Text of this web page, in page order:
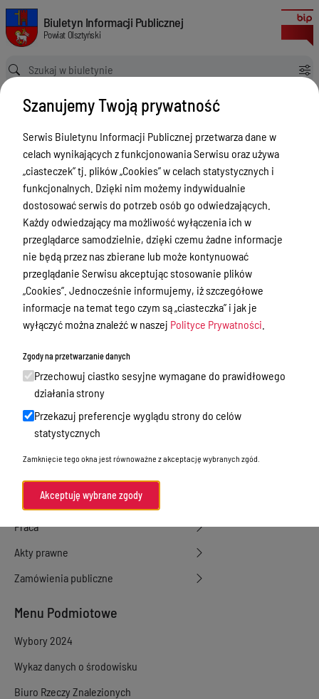
Zespół Zakładów Opieki Zdrowotnej w Dobrym Mieście
Biuletyn Informacji Publicznej Powiat Olsztyński
Biuletyn Informacji Publicznej
Powiat Olsztyński
Ścieżka powrotu
Strona główna
Powiat Olsztyński
Powiat Olsztyński - Powiatowe osoby prawne
Zespół Zakładów Opieki Zdrowotnej w Dobrym Mieście
Powiat Olsztyński - Powiatowe
osoby prawne
Menu Przedmiotowe
Kontakt i telefony w urzędzie
Ogłoszenia
Powiat Olsztyński
Rada Powiatu
Starostwo Powiatowe
Zbycie, użytkowanie wieczyste, najem,
dzierżawa, użyczenie
Sprawy załatwiane w urzędzie
Sprawy załatwiane internetowo
Petycje
Praca
Akty prawne
Zamówienia publiczne
Menu Podmiotowe
Wybory 2024
Wykaz danych o środowisku
Biuro Rzeczy Znalezionych
Szanujemy Twoją prywatność
Serwis Biuletynu Informacji Publicznej przetwarza dane w
celach wynikających z funkcjonowania Serwisu oraz używa
„ciasteczek” tj. plików „Cookies” w celach statystycznych i
funkcjonalnych. Dzięki nim możemy indywidualnie
dostosować serwis do potrzeb osób go odwiedzających.
Każdy odwiedzający ma możliwość wyłączenia ich w
przeglądarce samodzielnie, dzięki czemu żadne informacje
nie będą przez nas zbierane lub może kontynuować
przeglądanie Serwisu akceptując stosowanie plików
„Cookies”. Jednocześnie informujemy, iż szczegółowe
informacje na temat tego czym są „ciasteczka” i jak je
wyłączyć można znaleźć w naszej Polityce Prywatności
Zgody na przetwarzanie danych
Przechowuj ciastko sesyjne wymagane do prawidłowego
działania strony
Przekazuj preferencje wyglądu strony do celów
statystycznych
Zamknięcie tego okna jest równoważne z akceptację wybranych zgód.
Akceptuję wybrane zgody